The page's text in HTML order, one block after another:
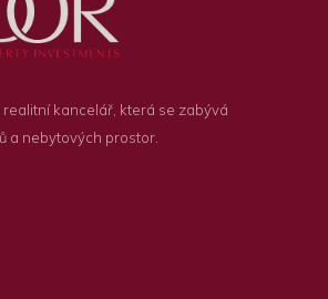
realitní kancelář, která se zabývá
a nebytových prostor.